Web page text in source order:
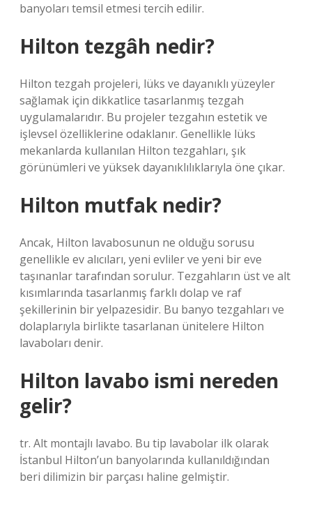
banyoları temsil etmesi tercih edilir.
Hilton tezgâh nedir?
Hilton tezgah projeleri, lüks ve dayanıklı yüzeyler
sağlamak için dikkatlice tasarlanmış tezgah
uygulamalarıdır. Bu projeler tezgahın estetik ve
işlevsel özelliklerine odaklanır. Genellikle lüks
mekanlarda kullanılan Hilton tezgahları, şık
görünümleri ve yüksek dayanıklılıklarıyla öne çıkar.
Hilton mutfak nedir?
Ancak, Hilton lavabosunun ne olduğu sorusu
genellikle ev alıcıları, yeni evliler ve yeni bir eve
taşınanlar tarafından sorulur. Tezgahların üst ve alt
kısımlarında tasarlanmış farklı dolap ve raf
şekillerinin bir yelpazesidir. Bu banyo tezgahları ve
dolaplarıyla birlikte tasarlanan ünitelere Hilton
lavaboları denir.
Hilton lavabo ismi nereden
gelir?
tr. Alt montajlı lavabo. Bu tip lavabolar ilk olarak
İstanbul Hilton’un banyolarında kullanıldığından
beri dilimizin bir parçası haline gelmiştir.